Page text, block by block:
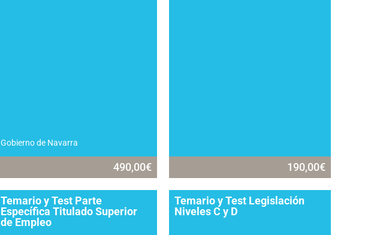
Gobierno de Navarra
490,00€ 190,00€
Temario y Test Parte
Específica Titulado Superior
de Empleo
Temario y Test Legislación
Niveles C y D